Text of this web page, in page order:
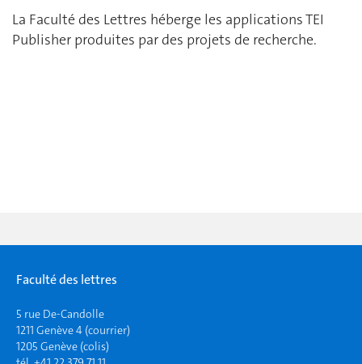
La Faculté des Lettres héberge les applications TEI
Publisher produites par des projets de recherche.
Faculté des lettres
5 rue De-Candolle
1211 Genève 4 (courrier)
1205 Genève (colis)